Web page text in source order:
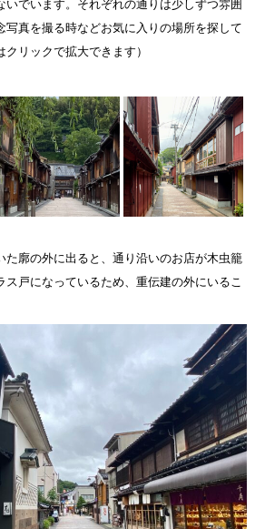
いでいます。それぞれの通りは少しずつ雰囲
写真を撮る時などお気に入りの場所を探して
リックで拡大できます）
た廓の外に出ると、通り沿いのお店が木虫籠
ス戸になっているため、重伝建の外にいるこ